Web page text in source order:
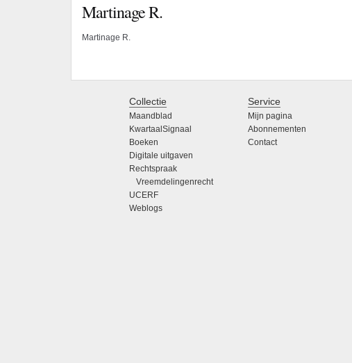
Martinage R.
Martinage R.
Collectie
Maandblad
KwartaalSignaal
Boeken
Digitale uitgaven
Rechtspraak
Vreemdelingenrecht
UCERF
Weblogs
Service
Mijn pagina
Abonnementen
Contact